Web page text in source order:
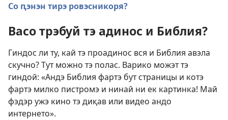
Со ԥэнэн тирэ ровэсникоря?
Васо трэбуй тэ адинос и Библия?
Гиндос ли ту, кай тэ проадинос вся и Библия авэла
скучно? Тут можно тэ полас. Варико можэт тэ
гиндой: «Андэ Библия фартэ бут страницы и котэ
фартэ милко пистромэ и нинай ни ек картинка! Май
фэдэр ужэ кино тэ диқав или видео андо
интернето».